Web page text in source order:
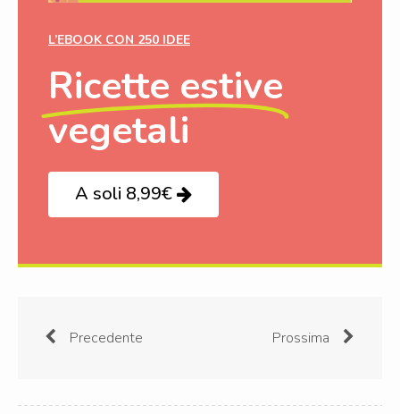
L’EBOOK CON 250 IDEE
Ricette estive
vegetali
A soli 8,99€
Precedente Prossima